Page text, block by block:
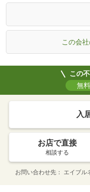
この会
この
無
入
お店で直接
相談する
お問い合わせ先 エイブル